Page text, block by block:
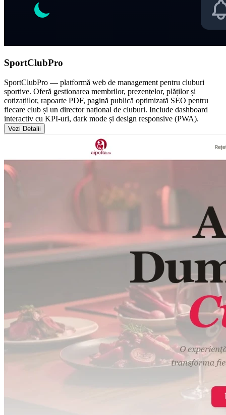
SportClubPro
SportClubPro — platformă web de management pentru cluburi
sportive. Oferă gestionarea membrilor, prezențelor, plăților și
cotizațiilor, rapoarte PDF, pagină publică optimizată SEO pentru
fiecare club și un director național de cluburi. Include dashboard
interactiv cu KPI-uri, dark mode și design responsive (PWA).
Vezi Detalii